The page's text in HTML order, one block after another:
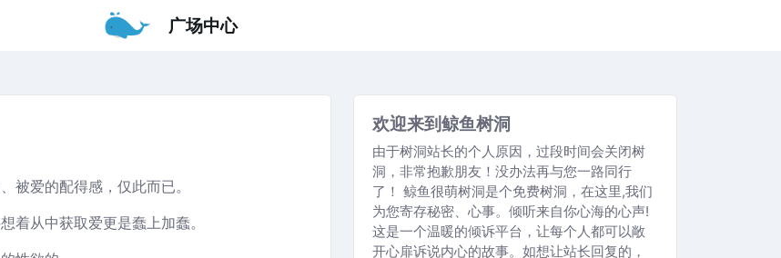
广场中心
被爱的配得感，仅此而已。
着从中获取爱更是蠢上加蠢。
欢迎来到鲸鱼树洞
由于树洞站长的个人原因，过段时间会关闭树
洞，非常抱歉朋友！没办法再与您一路同行
了！ 鲸鱼很萌树洞是个免费树洞，在这里,我们
为您寄存秘密、心事。倾听来自你心海的心声!
这是一个温暖的倾诉平台，让每个人都可以敞
开心扉诉说内心的故事。如想让站长回复的，